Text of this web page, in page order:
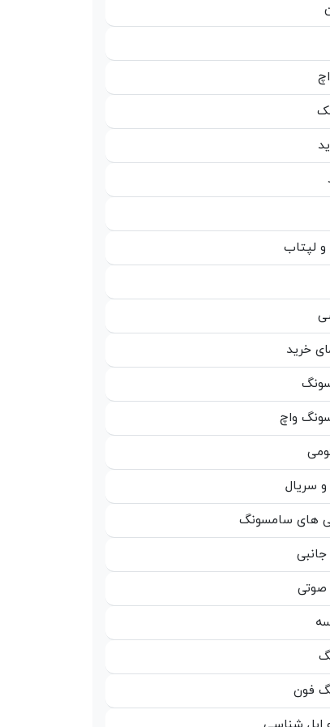
و لپتاب
خرید
واچ
و سریال
های سامسونگ
جانبی
صوتی
فون